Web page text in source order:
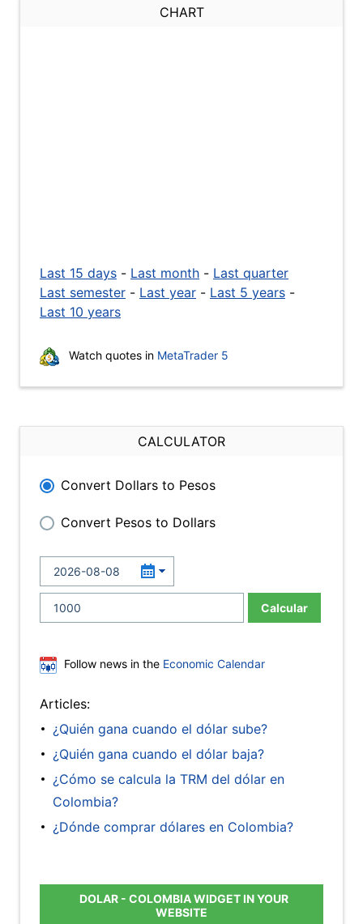
CHART
Last 15 days - Last month - Last quarter
Last semester - Last year - Last 5 years -
Last 10 years
Watch quotes in MetaTrader 5
CALCULATOR
Convert Dollars to Pesos
Convert Pesos to Dollars
Calcular
Follow news in the Economic Calendar
Articles:
¿Quién gana cuando el dólar sube?
¿Quién gana cuando el dólar baja?
¿Cómo se calcula la TRM del dólar en
Colombia?
¿Dónde comprar dólares en Colombia?
DOLAR - COLOMBIA WIDGET IN YOUR
WEBSITE